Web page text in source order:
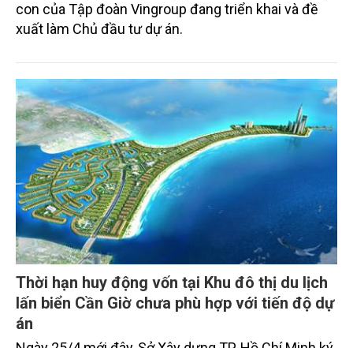
con của Tập đoàn Vingroup đang triển khai và đề
xuất làm Chủ đầu tư dự án.
Thời hạn huy động vốn tại Khu đô thị du lịch
lấn biển Cần Giờ chưa phù hợp với tiến độ dự
án